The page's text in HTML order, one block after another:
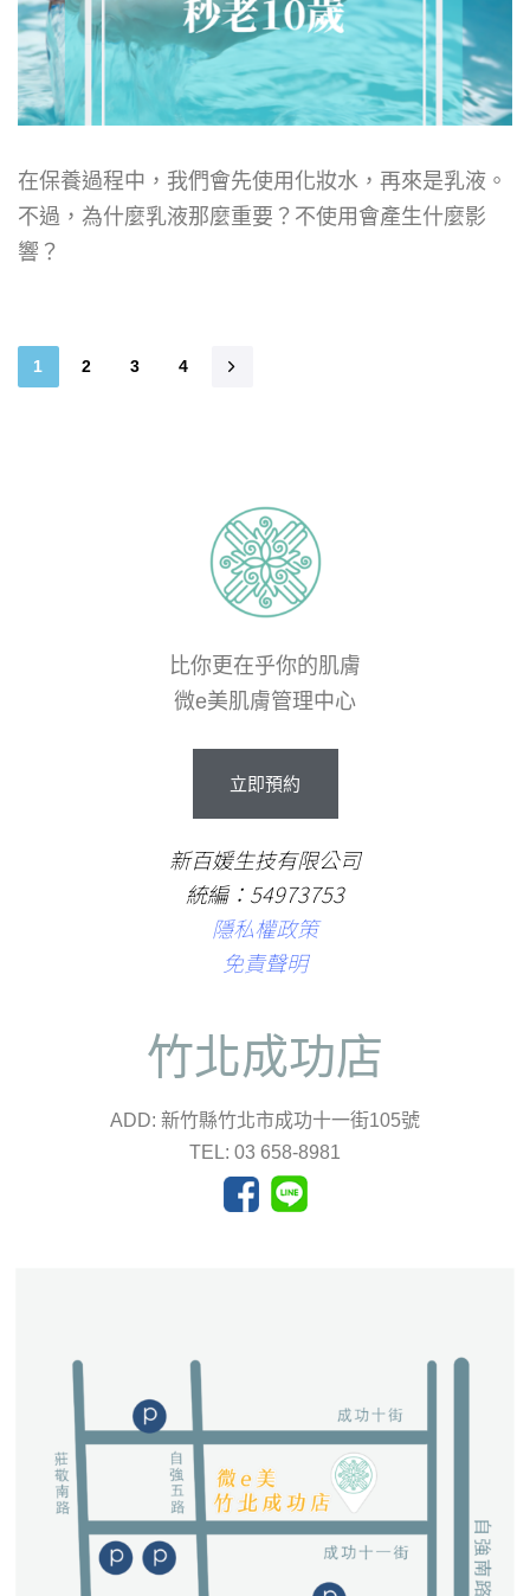
在保養過程中，我們會先使用化妝水，再來是乳液。
不過，為什麼乳液那麼重要？不使用會產生什麼影
響？
1 2 3 4
比你更在乎你的肌膚
微e美肌膚管理中心
立即預約
新百媛生技有限公司
統編：54973753
隱私權政策
免責聲明
竹北成功店
ADD: 新竹縣竹北市成功十一街105號
TEL: 03 658-8981